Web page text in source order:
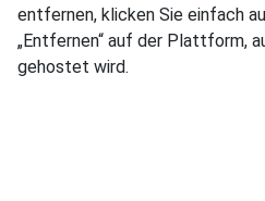
entfernen, klicken Sie einfach
„Entfernen“ auf der Plattform,
gehostet wird.